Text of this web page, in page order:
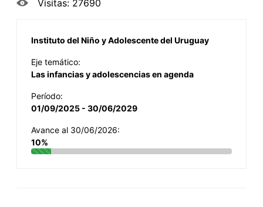
Visitas: 27690
Instituto del Niño y Adolescente del Uruguay
Eje temático:
Las infancias y adolescencias en agenda
Período:
01/09/2025 - 30/06/2029
Avance al 30/06/2026:
10%